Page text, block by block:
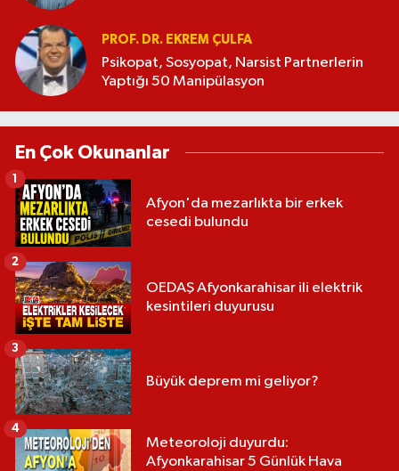
PROF. DR. EKREM ÇULFA
Psikopat, Sosyopat, Narsist Partnerlerin
Yaptığı 50 Manipülasyon
En Çok Okunanlar
Afyon'da mezarlıkta bir erkek
cesedi bulundu
1
OEDAŞ Afyonkarahisar ili elektrik
kesintileri duyurusu
2
Büyük deprem mi geliyor?
3
Meteoroloji duyurdu:
Afyonkarahisar 5 Günlük Hava
4